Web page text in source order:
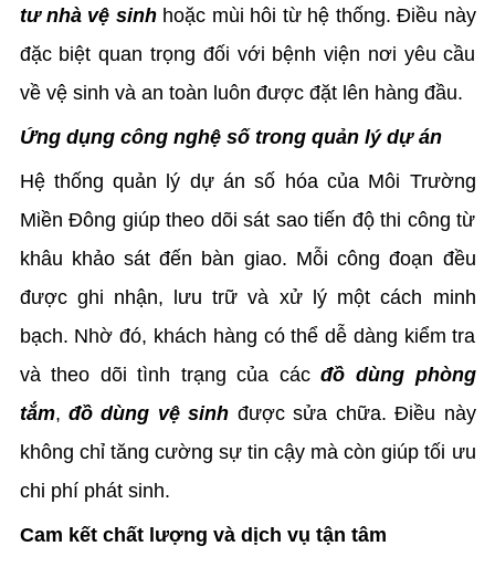
tư nhà vệ sinhhoặc mùi hôi từ hệ thống. Điều này
đặc biệt quan trọng đối với bệnh viện nơi yêu cầu
về vệ sinh và an toàn luôn được đặt lên hàng đầu.
Ứng dụng công nghệ số trong quản lý dự án
Hệ thống quản lý dự án số hóa của Môi Trường
Miền Đông giúp theo dõi sát sao tiến độ thi công từ
khâu khảo sát đến bàn giao. Mỗi công đoạn đều
được ghi nhận, lưu trữ và xử lý một cách minh
bạch. Nhờ đó, khách hàng có thể dễ dàng kiểm tra
và theo dõi tình trạng của cácđồ dùng phòng
tắm, đồ dùng vệ sinh được sửa chữa. Điều này
không chỉ tăng cường sự tin cậy mà còn giúp tối ưu
chi phí phát sinh.
Cam kết chất lượng và dịch vụ tận tâm